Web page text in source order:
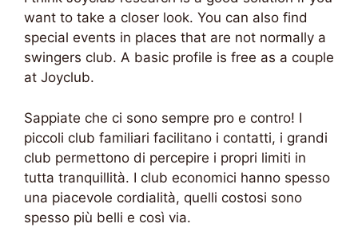
want to take a closer look. You can also find
special events in places that are not normally a
swingers club. A basic profile is free as a couple
at Joyclub.
Sappiate che ci sono sempre pro e contro! I
piccoli club familiari facilitano i contatti, i grandi
club permettono di percepire i propri limiti in
tutta tranquillità. I club economici hanno spesso
una piacevole cordialità, quelli costosi sono
spesso più belli e così via.